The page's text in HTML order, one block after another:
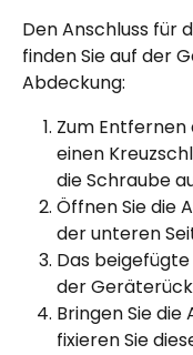
Den Anschluss für
finden Sie auf der
Abdeckung:
Zum
einen
die Schraube
Öffnen Sie die
der unteren
Das
der
Bringen Sie
fixieren Sie